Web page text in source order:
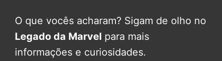
O que vocês acharam? Sigam de olho no
Legado da Marvel para mais
informações e curiosidades.